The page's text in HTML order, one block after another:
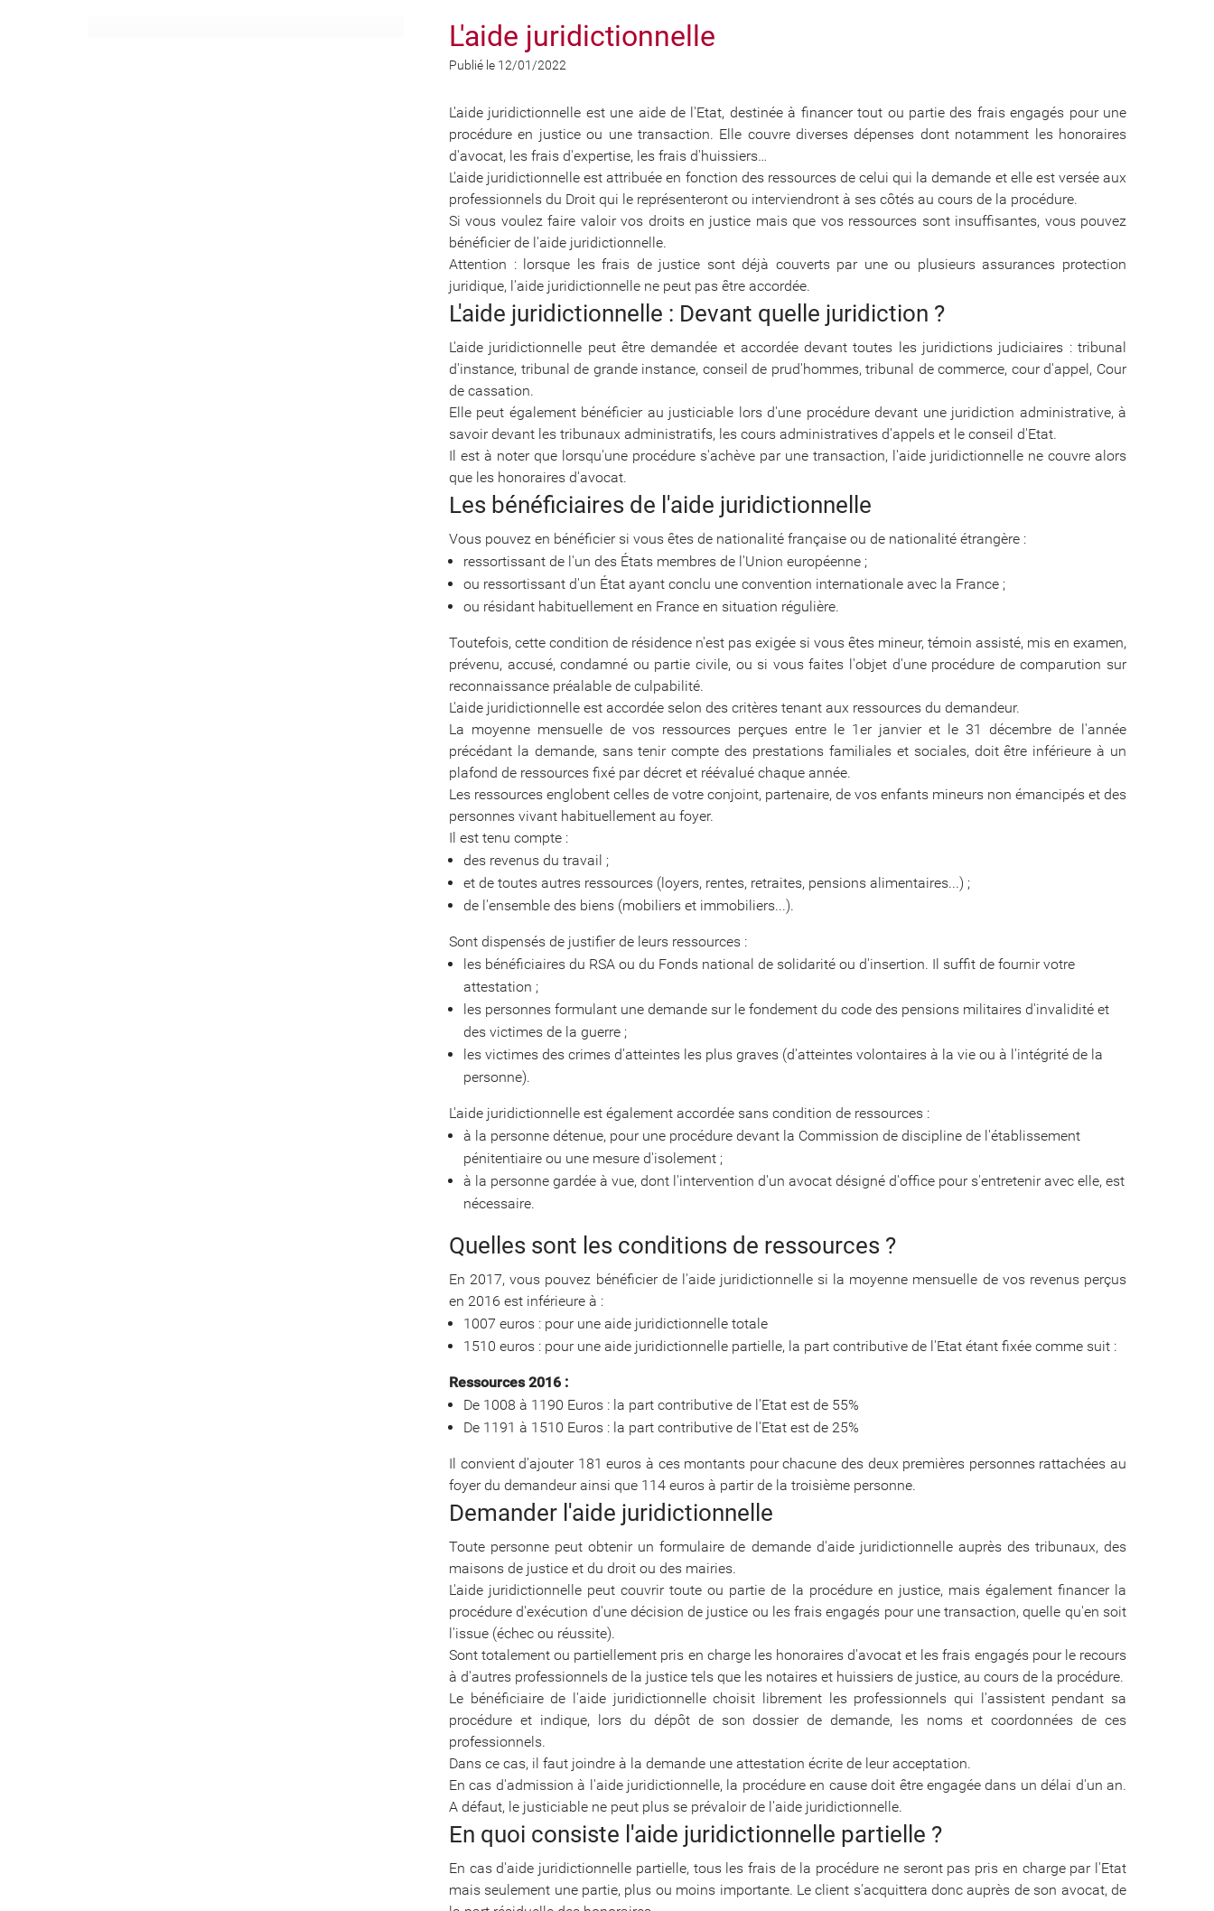
L'aide juridictionnelle
Publié le 12/01/2022
L'aide juridictionnelle est une aide de l'Etat, destinée à financer tout ou partie des frais engagés pour une
procédure en justice ou une transaction. Elle couvre diverses dépenses dont notamment les honoraires
d'avocat, les frais d'expertise, les frais d'huissiers…
L'aide juridictionnelle est attribuée en fonction des ressources de celui qui la demande et elle est versée aux
professionnels du Droit qui le représenteront ou interviendront à ses côtés au cours de la procédure.
Si vous voulez faire valoir vos droits en justice mais que vos ressources sont insuffisantes, vous pouvez
bénéficier de l'aide juridictionnelle.
Attention : lorsque les frais de justice sont déjà couverts par une ou plusieurs assurances protection
juridique, l'aide juridictionnelle ne peut pas être accordée.
L'aide juridictionnelle : Devant quelle juridiction ?
L'aide juridictionnelle peut être demandée et accordée devant toutes les juridictions judiciaires : tribunal
d'instance, tribunal de grande instance, conseil de prud'hommes, tribunal de commerce, cour d'appel, Cour
de cassation.
Elle peut également bénéficier au justiciable lors d'une procédure devant une juridiction administrative, à
savoir devant les tribunaux administratifs, les cours administratives d'appels et le conseil d'Etat.
Il est à noter que lorsqu'une procédure s'achève par une transaction, l'aide juridictionnelle ne couvre alors
que les honoraires d'avocat.
Les bénéficiaires de l'aide juridictionnelle
Vous pouvez en bénéficier si vous êtes de nationalité française ou de nationalité étrangère :
ressortissant de l'un des États membres de l'Union européenne ;
ou ressortissant d'un État ayant conclu une convention internationale avec la France ;
ou résidant habituellement en France en situation régulière.
Toutefois, cette condition de résidence n'est pas exigée si vous êtes mineur, témoin assisté, mis en examen,
prévenu, accusé, condamné ou partie civile, ou si vous faites l'objet d'une procédure de comparution sur
reconnaissance préalable de culpabilité.
L'aide juridictionnelle est accordée selon des critères tenant aux ressources du demandeur.
La moyenne mensuelle de vos ressources perçues entre le 1er janvier et le 31 décembre de l'année
précédant la demande, sans tenir compte des prestations familiales et sociales, doit être inférieure à un
plafond de ressources fixé par décret et réévalué chaque année.
Les ressources englobent celles de votre conjoint, partenaire, de vos enfants mineurs non émancipés et des
personnes vivant habituellement au foyer.
Il est tenu compte :
des revenus du travail ;
et de toutes autres ressources (loyers, rentes, retraites, pensions alimentaires...) ;
de l'ensemble des biens (mobiliers et immobiliers...).
Sont dispensés de justifier de leurs ressources :
les bénéficiaires du RSA ou du Fonds national de solidarité ou d'insertion. Il suffit de fournir votre
attestation ;
les personnes formulant une demande sur le fondement du code des pensions militaires d'invalidité et
des victimes de la guerre ;
les victimes des crimes d'atteintes les plus graves (d'atteintes volontaires à la vie ou à l'intégrité de la
personne).
L'aide juridictionnelle est également accordée sans condition de ressources :
à la personne détenue, pour une procédure devant la Commission de discipline de l'établissement
pénitentiaire ou une mesure d'isolement ;
à la personne gardée à vue, dont l'intervention d'un avocat désigné d'office pour s'entretenir avec elle, est
nécessaire.
Quelles sont les conditions de ressources ?
En 2017, vous pouvez bénéficier de l'aide juridictionnelle si la moyenne mensuelle de vos revenus perçus
en 2016 est inférieure à :
1007 euros : pour une aide juridictionnelle totale
1510 euros : pour une aide juridictionnelle partielle, la part contributive de l'Etat étant fixée comme suit :
Ressources 2016 :
De 1008 à 1190 Euros : la part contributive de l'Etat est de 55%
De 1191 à 1510 Euros : la part contributive de l'Etat est de 25%
Il convient d'ajouter 181 euros à ces montants pour chacune des deux premières personnes rattachées au
foyer du demandeur ainsi que 114 euros à partir de la troisième personne.
Demander l'aide juridictionnelle
Toute personne peut obtenir un formulaire de demande d'aide juridictionnelle auprès des tribunaux, des
maisons de justice et du droit ou des mairies.
L'aide juridictionnelle peut couvrir toute ou partie de la procédure en justice, mais également financer la
procédure d'exécution d'une décision de justice ou les frais engagés pour une transaction, quelle qu'en soit
l'issue (échec ou réussite).
Sont totalement ou partiellement pris en charge les honoraires d'avocat et les frais engagés pour le recours
à d'autres professionnels de la justice tels que les notaires et huissiers de justice, au cours de la procédure.
Le bénéficiaire de l'aide juridictionnelle choisit librement les professionnels qui l'assistent pendant sa
procédure et indique, lors du dépôt de son dossier de demande, les noms et coordonnées de ces
professionnels.
Dans ce cas, il faut joindre à la demande une attestation écrite de leur acceptation.
En cas d'admission à l'aide juridictionnelle, la procédure en cause doit être engagée dans un délai d'un an.
A défaut, le justiciable ne peut plus se prévaloir de l'aide juridictionnelle.
En quoi consiste l'aide juridictionnelle partielle ?
En cas d'aide juridictionnelle partielle, tous les frais de la procédure ne seront pas pris en charge par l'Etat
mais seulement une partie, plus ou moins importante. Le client s'acquittera donc auprès de son avocat, de